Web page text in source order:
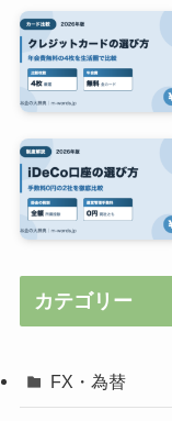
カテゴリー
FX・為替